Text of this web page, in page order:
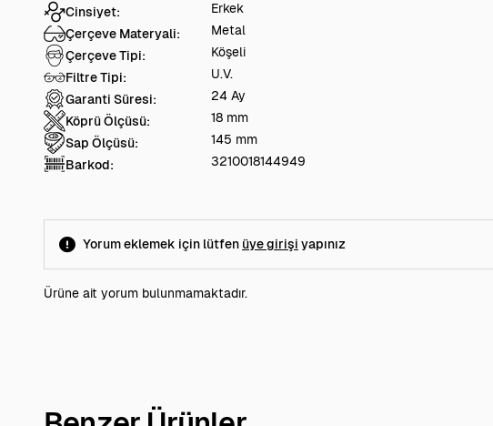
Cinsiyet:
Erkek
Çerçeve Materyali:
Metal
Çerçeve Tipi:
Köşeli
Filtre Tipi:
U.V.
Garanti Süresi:
24 Ay
Köprü Ölçüsü:
18 mm
Sap Ölçüsü:
145 mm
Barkod:
3210018144949
Yorum eklemek için lütfen üye girişi yapınız
Ürüne ait yorum bulunmamaktadır.